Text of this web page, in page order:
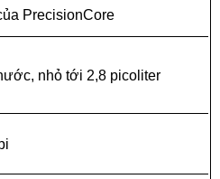
PrecisionCore
nhỏ tới 2,8 picoliter